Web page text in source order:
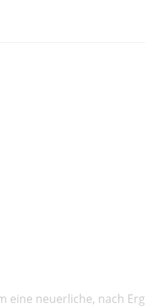
neuerliche, nach